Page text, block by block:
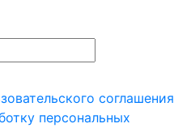
соглашения
персональных